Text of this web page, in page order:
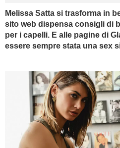
GASTRONOMIA
BAMBINO
DIETA
Melissa Satta si trasforma in
sito web dispensa consigli di
per i capelli. E alle pagine di
essere sempre stata una sex